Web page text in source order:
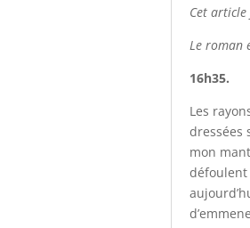
Cet
Le roman
16h35.
Les
dressées
mon
défoulent